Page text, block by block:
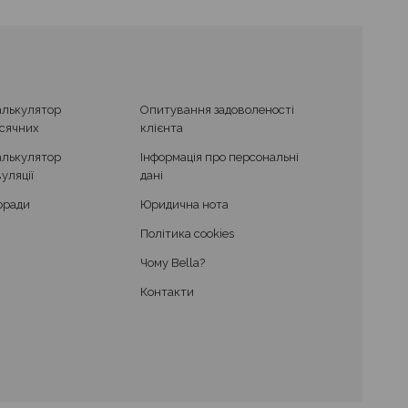
Опитування задоволеності
клієнта
Інформація про персональні
дані
Юридична нота
Політика cookies
Чому Bella?
Контакти